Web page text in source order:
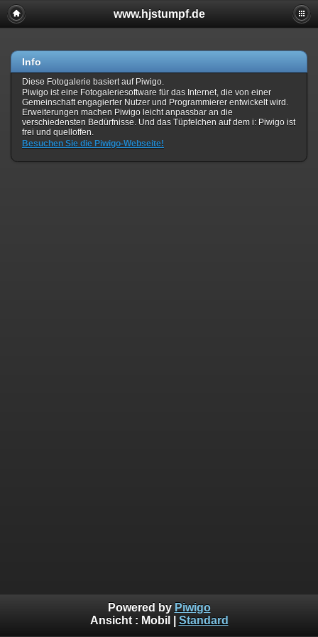
www.hjstumpf.de
Info
Diese Fotogalerie basiert auf Piwigo.
Piwigo ist eine Fotogaleriesoftware für das Internet, die von einer
Gemeinschaft engagierter Nutzer und Programmierer entwickelt wird.
Erweiterungen machen Piwigo leicht anpassbar an die
verschiedensten Bedürfnisse. Und das Tüpfelchen auf dem i: Piwigo ist
frei und quelloffen.
Besuchen Sie die Piwigo-Webseite!
Powered by Piwigo
Ansicht : Mobil Standard